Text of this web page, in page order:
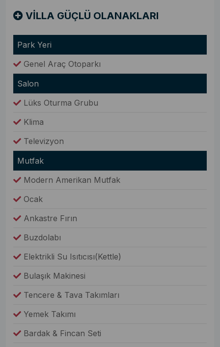
VİLLA GÜÇLÜ OLANAKLARI
Park Yeri
Genel Araç Otoparkı
Salon
Lüks Oturma Grubu
Klima
Televizyon
Mutfak
Modern Amerikan Mutfak
Ocak
Ankastre Fırın
Buzdolabı
Elektrikli Su Isıtıcısı(Kettle)
Bulaşık Makinesi
Tencere & Tava Takımları
Yemek Takımı
Bardak & Fincan Seti